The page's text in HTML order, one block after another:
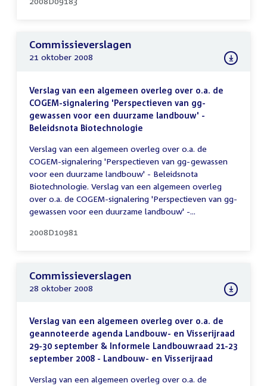
Commissieverslagen
21 oktober 2008
Verslag van een algemeen overleg over o.a. de
COGEM-signalering 'Perspectieven van gg-
gewassen voor een duurzame landbouw' -
Beleidsnota Biotechnologie
Verslag van een algemeen overleg over o.a. de
COGEM-signalering 'Perspectieven van gg-gewassen
voor een duurzame landbouw' - Beleidsnota
Biotechnologie. Verslag van een algemeen overleg
over o.a. de COGEM-signalering 'Perspectieven van gg-
gewassen voor een duurzame landbouw' -...
2008D10981
Commissieverslagen
28 oktober 2008
Verslag van een algemeen overleg over o.a. de
geannoteerde agenda Landbouw- en Visserijraad
29-30 september & Informele Landbouwraad 21-23
september 2008 - Landbouw- en Visserijraad
Verslag van een algemeen overleg over o.a. de